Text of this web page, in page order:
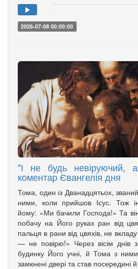
2026-07-08 00:00:00
"І не будь невіруючий,
коментар Євангелія дня
Тома, один із Дванадцятьох,
ними, коли прийшов Ісус. Тож
йому: «Ми бачили Господа!» Та
побачу на Його руках ран від
пальця в рани від цвяхів, не
— не повірю!» Через вісім днів
будинку Його учні, й Тома з
замкнені двері та став